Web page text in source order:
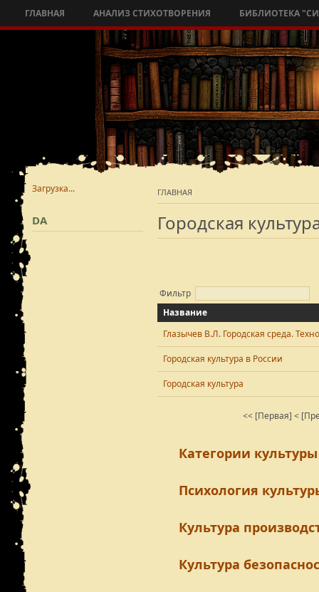
ГЛАВНАЯ АНАЛИЗ СТИХОТВОРЕНИЯ БИБЛИОТЕКА
ГЛАВНАЯ
Городская
Фильтр
Название
Глазычев В.Л. Городская среда.
Городская культура в России
Городская культура
<< [Первая] <
Категории культуры
Психология
Культура
Культура
Загрузка...
DA